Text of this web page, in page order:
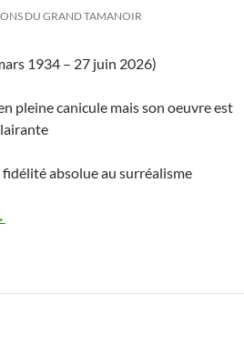
DU GRAND TAMANOIR
1934 – 27 juin 2026)
pleine canicule mais son oeuvre est
absolue au surréalisme
de Jacques Lacomblez